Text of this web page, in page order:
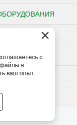
×
с
в
ваш опыт